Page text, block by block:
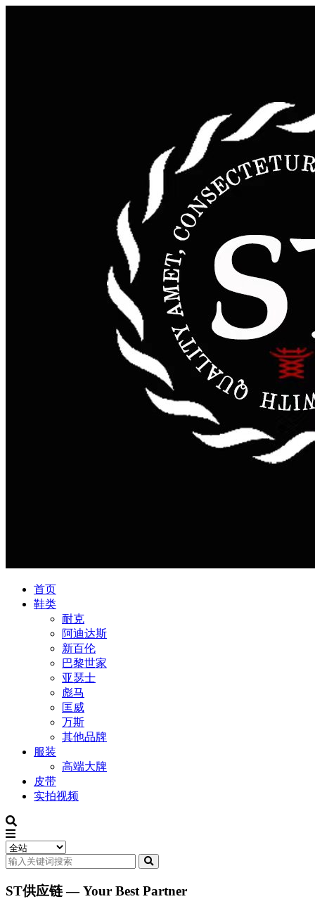
首页
鞋类
耐克
阿迪达斯
新百伦
巴黎世家
亚瑟士
彪马
匡威
万斯
其他品牌
服装
高端大牌
皮带
实拍视频
ST供应链 — Your Best Partner